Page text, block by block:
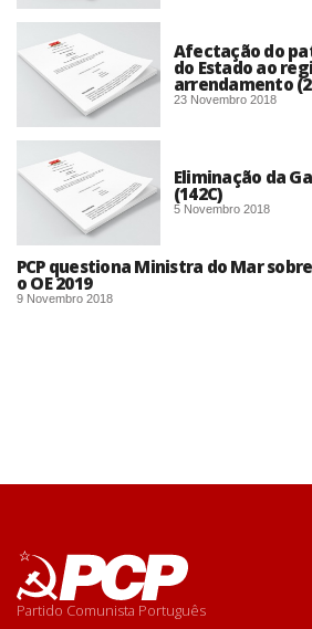
Afectação do
do Estado ao
arrendamento
23 Novembro 2018
Eliminação da
(142C)
5 Novembro 2018
PCP questiona Ministra do Mar sobre
o OE 2019
9 Novembro 2018
Partido Comunista Português